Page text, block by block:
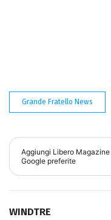
Grande Fratello News
Aggiungi Libero Magazine
Google preferite
WINDTRE